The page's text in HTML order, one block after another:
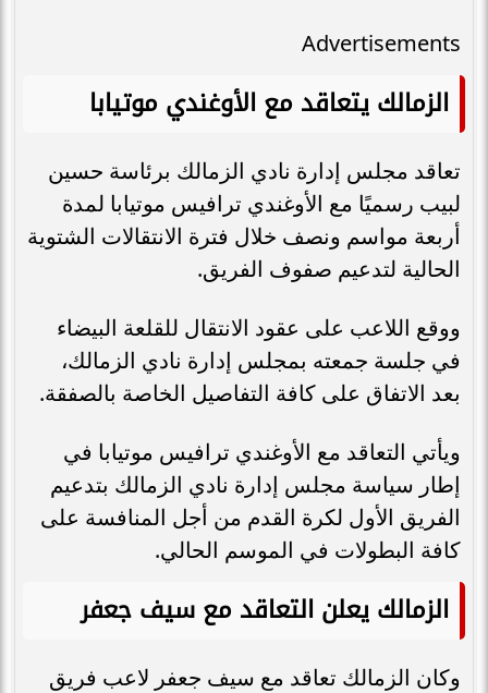
Advertisements
الزمالك يتعاقد مع الأوغندي موتيابا
تعاقد مجلس إدارة نادي الزمالك برئاسة حسين
لبيب رسميًا مع الأوغندي ترافيس موتيابا لمدة
أربعة مواسم ونصف خلال فترة الانتقالات الشتوية
الحالية لتدعيم صفوف الفريق.
ووقع اللاعب على عقود الانتقال للقلعة البيضاء
في جلسة جمعته بمجلس إدارة نادي الزمالك،
بعد الاتفاق على كافة التفاصيل الخاصة بالصفقة.
ويأتي التعاقد مع الأوغندي ترافيس موتيابا في
إطار سياسة مجلس إدارة نادي الزمالك بتدعيم
الفريق الأول لكرة القدم من أجل المنافسة على
كافة البطولات في الموسم الحالي.
الزمالك يعلن التعاقد مع سيف جعفر
وكان الزمالك تعاقد مع سيف جعفر لاعب فريق